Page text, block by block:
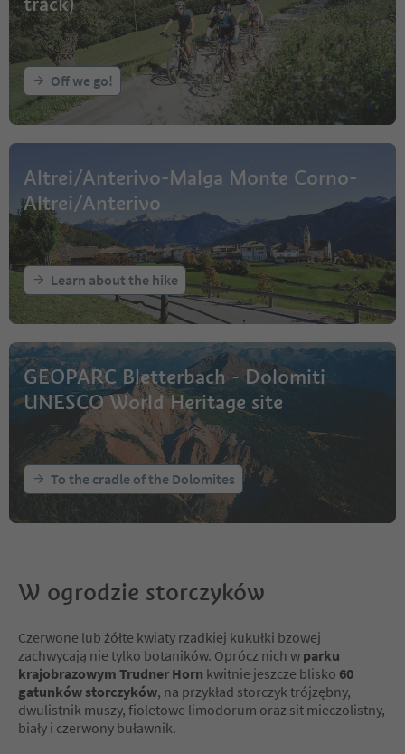
Off we go!
Altrei/Anterivo-Malga Monte Corno-
Altrei/Anterivo
Learn about the hike
GEOPARC Bletterbach - Dolomiti
UNESCO World Heritage site
To the cradle of the Dolomites
W ogrodzie storczyków
Czerwone lub żółte kwiaty rzadkiej kukułki bzowej
zachwycają nie tylko botaników. Oprócz nich w parku
krajobrazowym Trudner Horn kwitnie jeszcze blisko 60
gatunków storczyków, na przykład storczyk trójzębny,
dwulistnik muszy, fioletowe limodorum oraz sit mieczolistny,
biały i czerwony buławnik.